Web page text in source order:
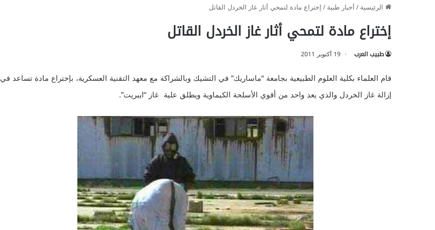
الرئيسية/أخبار طبية/إختراع مادة لتمحي أثار غاز الخردل القاتل
إختراع مادة لتمحي أثار غاز الخردل القاتل
طبيب العرب 19 أكتوبر 2011
قام العلماء بكلية العلوم الطبيعية بجامعة “ماساريك” في التشيك وبالشراكة مع معهد التقنية العسكرية، بإختراع مادة تساعد في
إزالة غاز الخردل والذي يعد واحد من أقوي الأسلحة الكيماوية ويطلق علية غاز “ايبريت”.